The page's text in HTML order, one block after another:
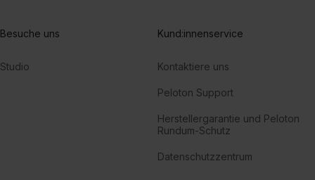
Besuche uns
Studio
Kund:innenservice
Kontaktiere uns
Peloton Support
Herstellergarantie und Peloton
Rundum-Schutz
Datenschutzzentrum